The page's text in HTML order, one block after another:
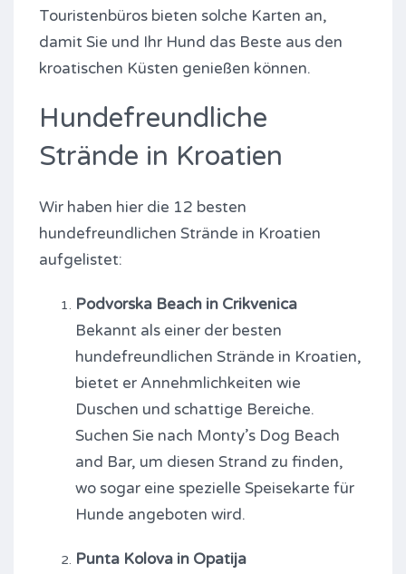
Touristenbüros bieten solche Karten an,
damit Sie und Ihr Hund das Beste aus den
kroatischen Küsten genießen können.
Hundefreundliche
Strände in Kroatien
Wir haben hier die 12 besten
hundefreundlichen Strände in Kroatien
aufgelistet:
Podvorska Beach in Crikvenica
Bekannt als einer der besten
hundefreundlichen Strände in Kroatien,
bietet er Annehmlichkeiten wie
Duschen und schattige Bereiche.
Suchen Sie nach Monty’s Dog Beach
and Bar, um diesen Strand zu finden,
wo sogar eine spezielle Speisekarte für
Hunde angeboten wird.
Punta Kolova in Opatija